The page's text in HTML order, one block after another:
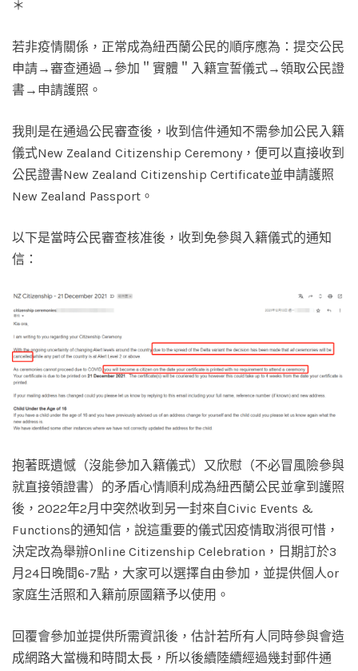
＊
若非疫情關係，正常成為紐西蘭公民的順序應為：提交公民
申請→審查通過→參加＂實體＂入籍宣誓儀式→領取公民證
書→申請護照。
我則是在通過公民審查後，收到信件通知不需參加公民入籍
儀式New Zealand Citizenship Ceremony，便可以直接收到
公民證書New Zealand Citizenship Certificate並申請護照
New Zealand Passport。
以下是當時公民審查核准後，收到免參與入籍儀式的通知
信：
抱著既遺憾（沒能參加入籍儀式）又欣慰（不必冒風險參與
就直接領證書）的矛盾心情順利成為紐西蘭公民並拿到護照
後，2022年2月中突然收到另一封來自Civic Events &
Functions的通知信，說這重要的儀式因疫情取消很可惜，
決定改為舉辦Online Citizenship Celebration，日期訂於3
月24日晚間6-7點，大家可以選擇自由參加，並提供個人or
家庭生活照和入籍前原國籍予以使用。
回覆會參加並提供所需資訊後，估計若所有人同時參與會造
成網路大當機和時間太長，所以後續陸續經過幾封郵件通